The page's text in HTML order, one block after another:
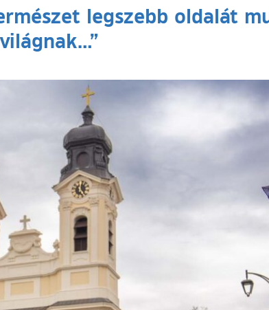
legszebb oldalát
világnak…”